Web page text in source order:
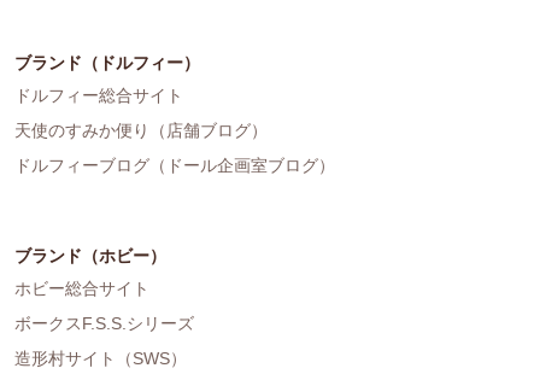
ブランド（ドルフィー）
ドルフィー総合サイト
天使のすみか便り（店舗ブログ）
ドルフィーブログ（ドール企画室ブログ）
ブランド（ホビー）
ホビー総合サイト
ボークスF.S.S.シリーズ
造形村サイト（SWS）